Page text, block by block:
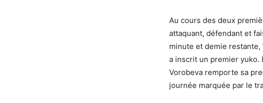
Au cours des deux
attaquant, défendant et
minute et demie
a inscrit un premier yuko.
Vorobeva remporte sa
journée marquée par le